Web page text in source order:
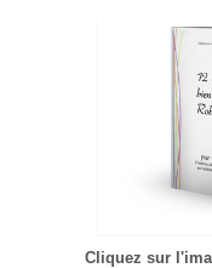
Cliquez sur